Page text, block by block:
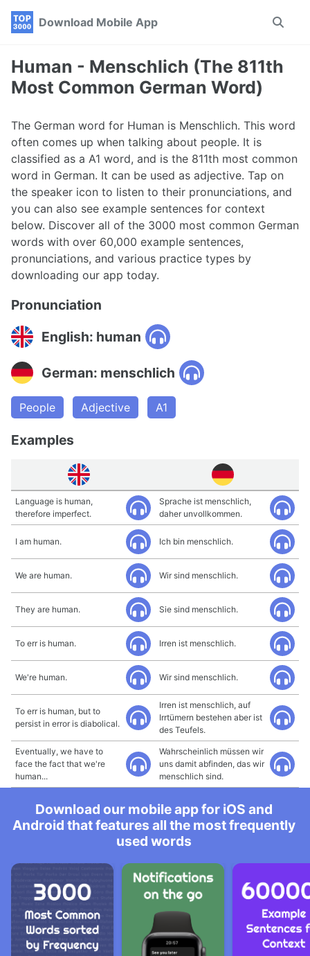
Skip
navigation
Skip
Skip
Download Mobile App
Toggle
Human - Menschlich (The 811th
Most Common German Word)
The German word for Human is Menschlich. This word
often comes up when talking about people. It is
classified as a A1 word, and is the 811th most common
word in German. It can be used as adjective. Tap on
the speaker icon to listen to their pronunciations, and
you can also see example sentences for context
below. Discover all of the 3000 most common German
words with over 60,000 example sentences,
pronunciations, and various practice types by
downloading our app today.
Pronunciation
English: human
German: menschlich
People Adjective A1
Examples
Language is human,
therefore imperfect.
Sprache ist menschlich,
daher unvollkommen.
I am human. Ich bin menschlich.
We are human. Wir sind menschlich.
They are human. Sie sind menschlich.
To err is human. Irren ist menschlich.
We're human. Wir sind menschlich.
To err is human, but to
persist in error is diabolical.
Irren ist menschlich, auf
Irrtümern bestehen aber ist
des Teufels.
Eventually, we have to
face the fact that we're
human...
Wahrscheinlich müssen wir
uns damit abfinden, das wir
menschlich sind.
Download our mobile app for iOS and
Android that features all the most frequently
used words